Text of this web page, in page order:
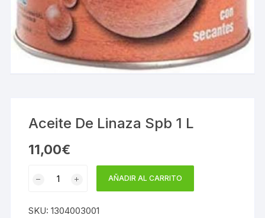
Aceite De Linaza Spb 1 L
11,00€
Spb
AÑADIR AL CARRITO
SKU:1304003001